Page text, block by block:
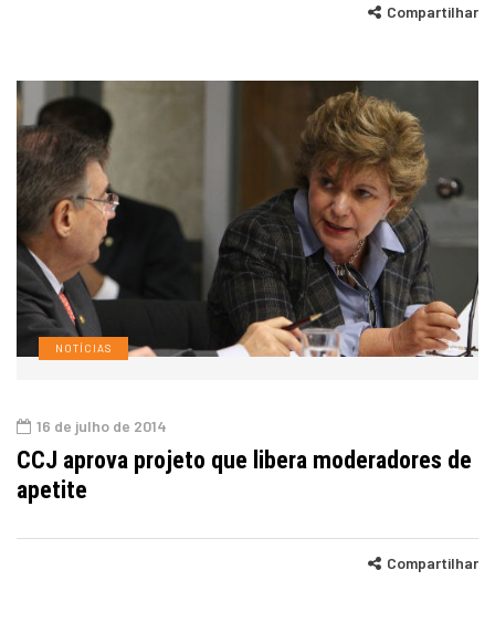
Compartilhar
NOTÍCIAS
16 de julho de 2014
CCJ aprova projeto que libera moderadores de
apetite
Compartilhar